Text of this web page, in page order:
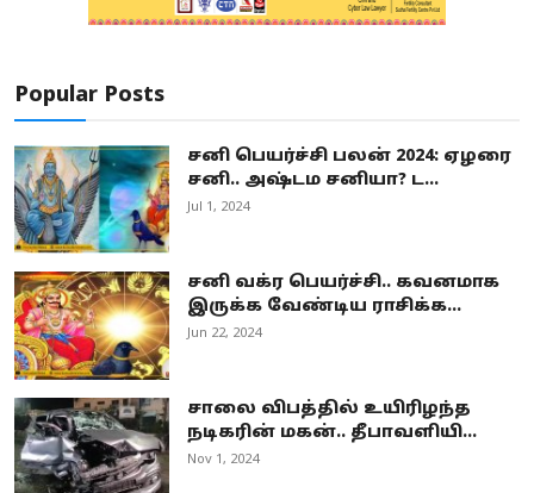
Popular Posts
சனி பெயர்ச்சி பலன் 2024: ஏழரை
சனி.. அஷ்டம சனியா? ட...
Jul 1, 2024
சனி வக்ர பெயர்ச்சி.. கவனமாக
இருக்க வேண்டிய ராசிக்க...
Jun 22, 2024
சாலை விபத்தில் உயிரிழந்த
நடிகரின் மகன்.. தீபாவளியி...
Nov 1, 2024